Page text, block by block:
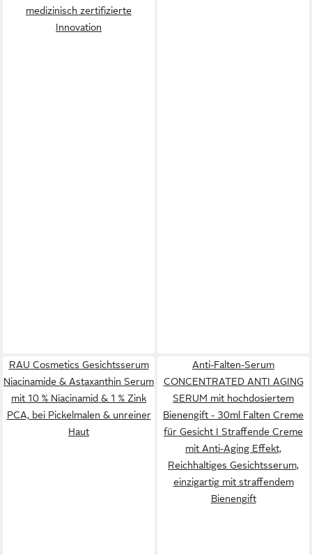
medizinisch zertifizierte
Innovation
RAU Cosmetics Gesichtsserum
Niacinamide & Astaxanthin Serum
mit 10 % Niacinamid & 1 % Zink
PCA, bei Pickelmalen & unreiner
Haut
Anti-Falten-Serum
CONCENTRATED ANTI AGING
SERUM mit hochdosiertem
Bienengift - 30ml Falten Creme
für Gesicht I Straffende Creme
mit Anti-Aging Effekt,
Reichhaltiges Gesichtsserum,
einzigartig mit straffendem
Bienengift